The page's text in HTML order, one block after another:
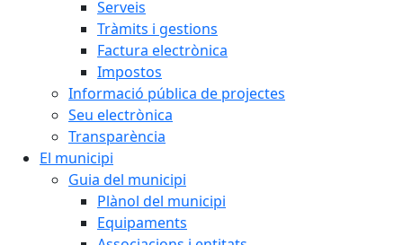
Serveis
Tràmits i gestions
Factura electrònica
Impostos
Informació pública de projectes
Seu electrònica
Transparència
El municipi
Guia del municipi
Plànol del municipi
Equipaments